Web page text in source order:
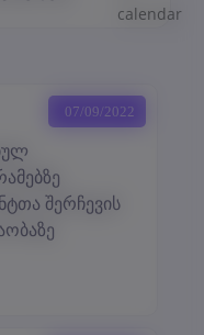
შერჩევის
07/09/2022